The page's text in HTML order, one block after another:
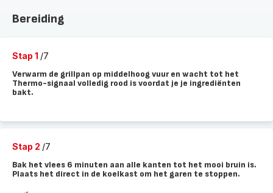
Bereiding
Stap 1 /7
Verwarm de grillpan op middelhoog vuur en wacht tot het
Thermo-signaal volledig rood is voordat je je ingrediënten
bakt.
Stap 2 /7
Bak het vlees 6 minuten aan alle kanten tot het mooi bruin is.
Plaats het direct in de koelkast om het garen te stoppen.